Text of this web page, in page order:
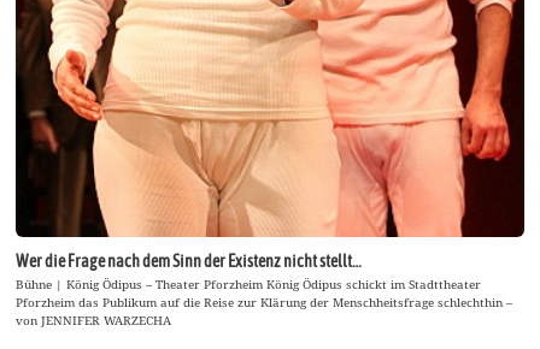
Wer die Frage nach dem Sinn der Existenz nicht stellt…
Bühne | König Ödipus – Theater Pforzheim König Ödipus schickt im Stadttheater
Pforzheim das Publikum auf die Reise zur Klärung der Menschheitsfrage schlechthin –
von JENNIFER WARZECHA